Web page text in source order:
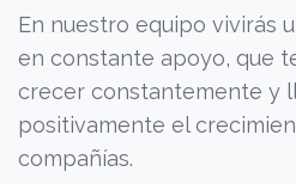
En nuestro equipo vivirás
en constante apoyo, que
crecer constantemente y
positivamente el
compañías.